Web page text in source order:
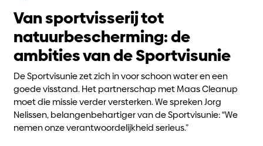
Van sportvisserij tot
natuurbescherming: de
ambities van de Sportvisunie
De Sportvisunie zet zich in voor schoon water en een
goede visstand. Het partnerschap met Maas Cleanup
moet die missie verder versterken. We spreken Jorg
Nelissen, belangenbehartiger van de Sportvisunie: “We
nemen onze verantwoordelijkheid serieus.”